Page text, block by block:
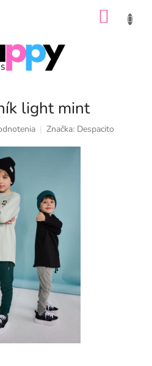
light mint
Značka: Despacito